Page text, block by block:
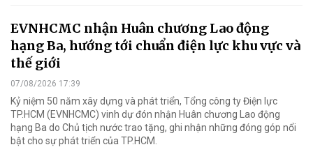
EVNHCMC nhận Huân chương Lao động
hạng Ba, hướng tới chuẩn điện lực khu vực và
thế giới
07/08/2026 17:39
Kỷ niệm 50 năm xây dựng và phát triển, Tổng công ty Điện lực
TP.HCM (EVNHCMC) vinh dự đón nhận Huân chương Lao động
hạng Ba do Chủ tịch nước trao tặng, ghi nhận những đóng góp nổi
bật cho sự phát triển của TP.HCM.